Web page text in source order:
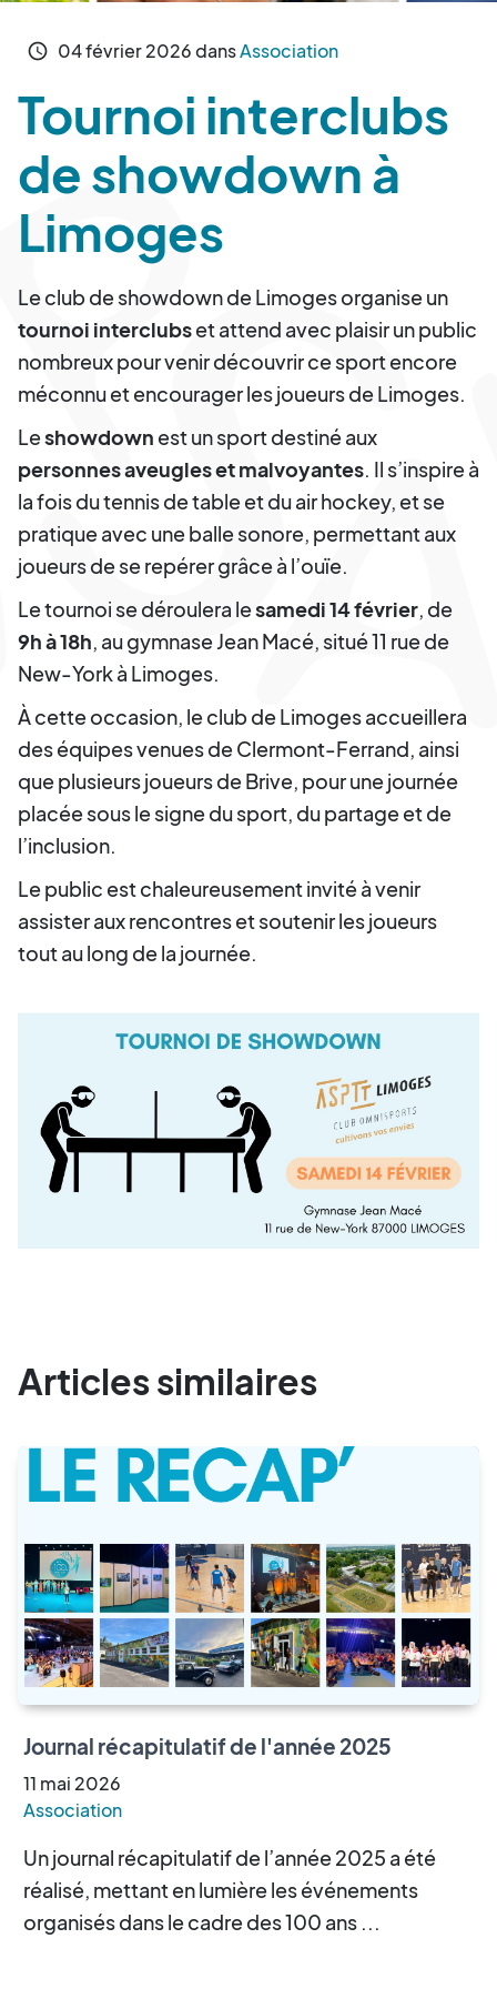
schedule 04février2026dansAssociation
Tournoi interclubs
de showdown à
Limoges
Le club de showdown de Limoges organise un
tournoi interclubset attend avec plaisir un public
nombreux pour venir découvrir ce sport encore
méconnu et encourager les joueurs de Limoges.
Leshowdown est un sport destiné aux
personnes aveugles et malvoyantes. Il s’inspire à
la fois du tennis de table et du air hockey, et se
pratique avec une balle sonore, permettant aux
joueurs de se repérer grâce à l’ouïe.
Le tournoi se déroulera lesamedi 14 février, de
9h à 18h, au gymnase Jean Macé, situé 11 rue de
New-York à Limoges.
À cette occasion, le club de Limoges accueillera
des équipes venues de Clermont-Ferrand, ainsi
que plusieurs joueurs de Brive, pour une journée
placée sous le signe du sport, du partage et de
l’inclusion.
Le public est chaleureusement invité à venir
assister aux rencontres et soutenir les joueurs
tout au long de la journée.
Articles similaires
Journal récapitulatif de l'année 2025
11 mai 2026
Association
Un journal récapitulatif de l’année 2025 a été
réalisé, mettant en lumière les événements
organisés dans le cadre des 100 ans ...